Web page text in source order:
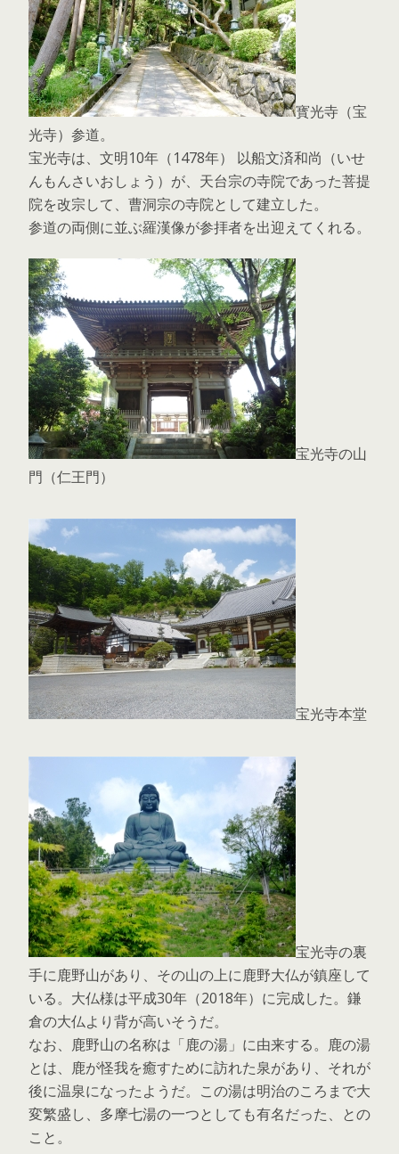
寳光寺（宝
光寺）参道。
宝光寺は、文明10年（1478年） 以船文済和尚（いせ
んもんさいおしょう）が、天台宗の寺院であった菩提
院を改宗して、曹洞宗の寺院として建立した。
参道の両側に並ぶ羅漢像が参拝者を出迎えてくれる。
宝光寺の山
門（仁王門）
宝光寺本堂
宝光寺の裏
手に鹿野山があり、その山の上に鹿野大仏が鎮座して
いる。大仏様は平成30年（2018年）に完成した。鎌
倉の大仏より背が高いそうだ。
なお、鹿野山の名称は「鹿の湯」に由来する。鹿の湯
とは、鹿が怪我を癒すために訪れた泉があり、それが
後に温泉になったようだ。この湯は明治のころまで大
変繁盛し、多摩七湯の一つとしても有名だった、との
こと。